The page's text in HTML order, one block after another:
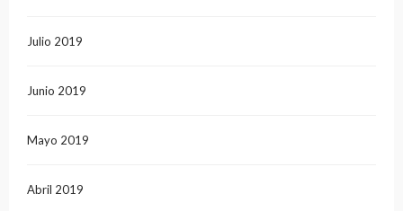
Julio 2019
Junio 2019
Mayo 2019
Abril 2019